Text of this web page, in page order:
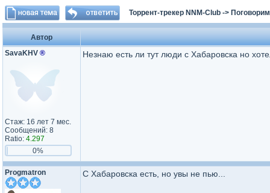
Торрент-трекер NNM-Club -> Поговорим
Автор
SavaKHV ®
Стаж: 16 лет 7 мес.
Сообщений: 8
Ratio: 4.297
0%
Незнаю есть ли тут люди с Хабаровска но
Progmatron С Хабаровска есть, но увы не пью...